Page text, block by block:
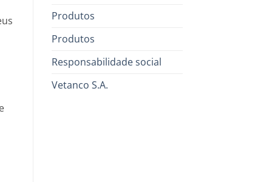
Produtos
Produtos
Responsabilidade social
Vetanco S.A.